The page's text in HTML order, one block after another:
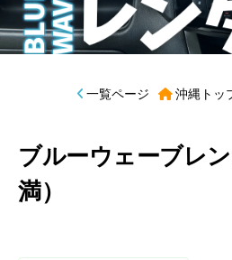
一覧ページ 沖縄トッ
ブルーウェーブレ
満）